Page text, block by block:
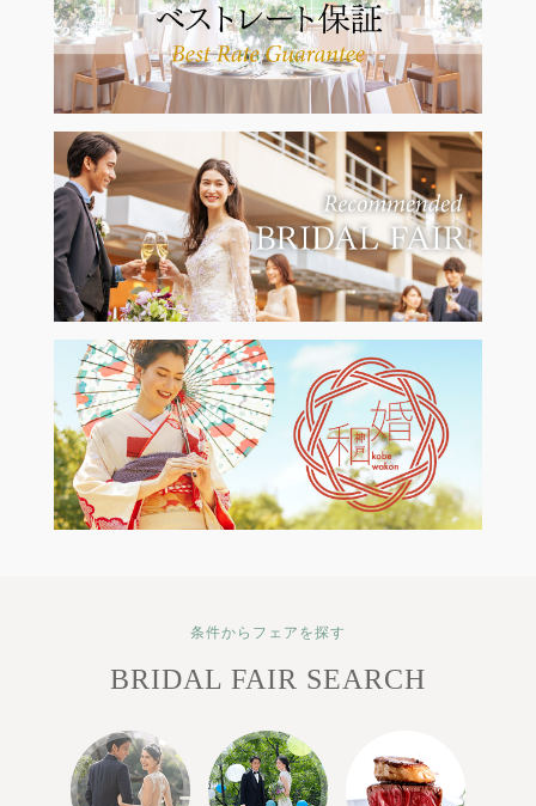
条件からフェアを探す
BRIDAL FAIR SEARCH